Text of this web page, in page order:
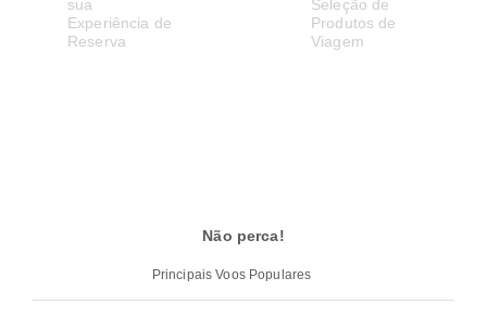
Não perca!
Principais Voos Populares